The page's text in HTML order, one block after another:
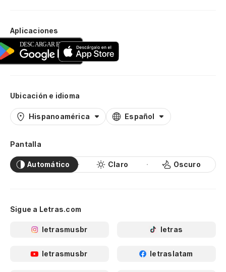
Aplicaciones
Ubicación e idioma
Hispanoamérica Español
Pantalla
Automático Claro Oscuro
Sigue a Letras.com
letrasmusbr letras
letrasmusbr letraslatam